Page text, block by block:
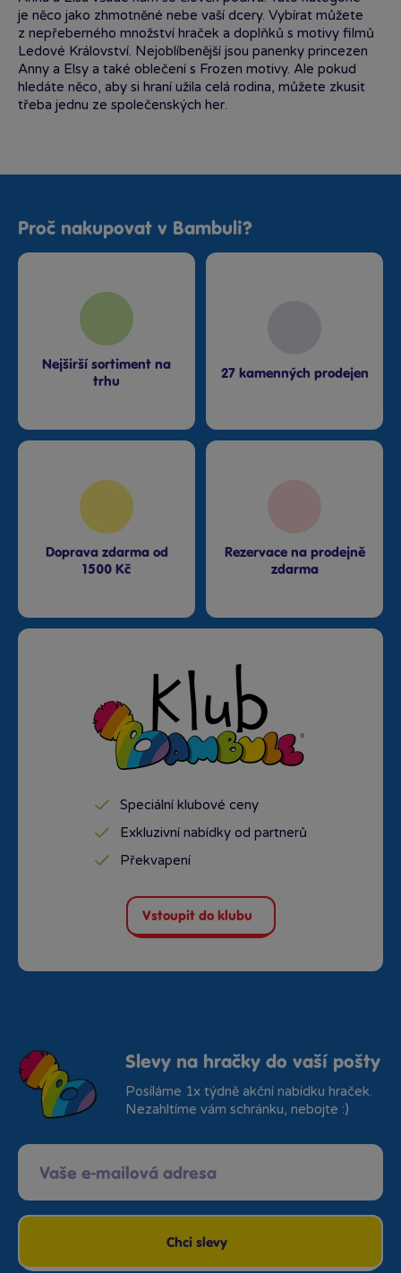
je něco jako zhmotněné nebe vaší dcery. Vybírat můžete
z nepřeberného množství hraček a doplňků s motivy filmů
Ledové Království. Nejoblíbenější jsou panenky princezen
Anny a Elsy a také oblečení s Frozen motivy. Ale pokud
hledáte něco, aby si hraní užila celá rodina, můžete zkusit
třeba jednu ze společenských her.
Proč nakupovat v Bambuli?
Nejširší sortiment na
trhu
27 kamenných prodejen
Doprava zdarma od
1500 Kč
Rezervace na prodejně
zdarma
Speciální klubové ceny
Exkluzivní nabídky od partnerů
Překvapení
Vstoupit do klubu
Slevy na hračky do vaší pošty
Posíláme 1x týdně akční nabídku hraček.
Nezahltíme vám schránku, nebojte :)
Chci slevy